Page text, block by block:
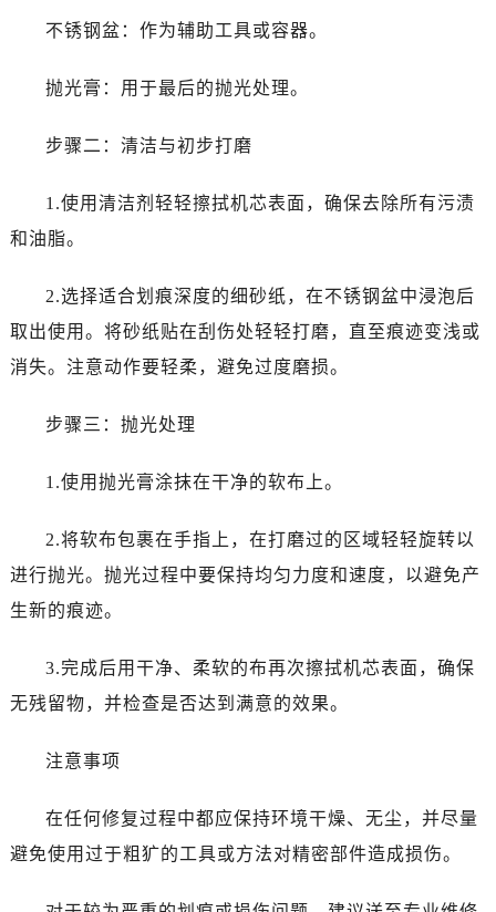
不锈钢盆：作为辅助工具或容器。
抛光膏：用于最后的抛光处理。
步骤二：清洁与初步打磨
1.使用清洁剂轻轻擦拭机芯表面，确保去除所有污渍
和油脂。
2.选择适合划痕深度的细砂纸，在不锈钢盆中浸泡后
取出使用。将砂纸贴在刮伤处轻轻打磨，直至痕迹变浅或
消失。注意动作要轻柔，避免过度磨损。
步骤三：抛光处理
1.使用抛光膏涂抹在干净的软布上。
2.将软布包裹在手指上，在打磨过的区域轻轻旋转以
进行抛光。抛光过程中要保持均匀力度和速度，以避免产
生新的痕迹。
3.完成后用干净、柔软的布再次擦拭机芯表面，确保
无残留物，并检查是否达到满意的效果。
注意事项
在任何修复过程中都应保持环境干燥、无尘，并尽量
避免使用过于粗犷的工具或方法对精密部件造成损伤。